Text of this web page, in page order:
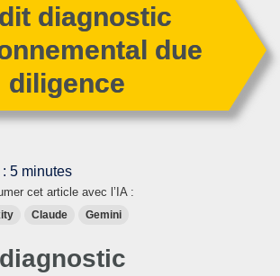
diagnostic
due
diligence
5 minutes
cet article avec l’IA :
Claude Gemini